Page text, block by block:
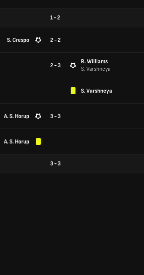
1-2
S. Crespo 2 - 2
2 - 3
R. Williams
S. Varshneya
S. Varshneya
A. S. Horup 3 - 3
A. S. Horup
3-3